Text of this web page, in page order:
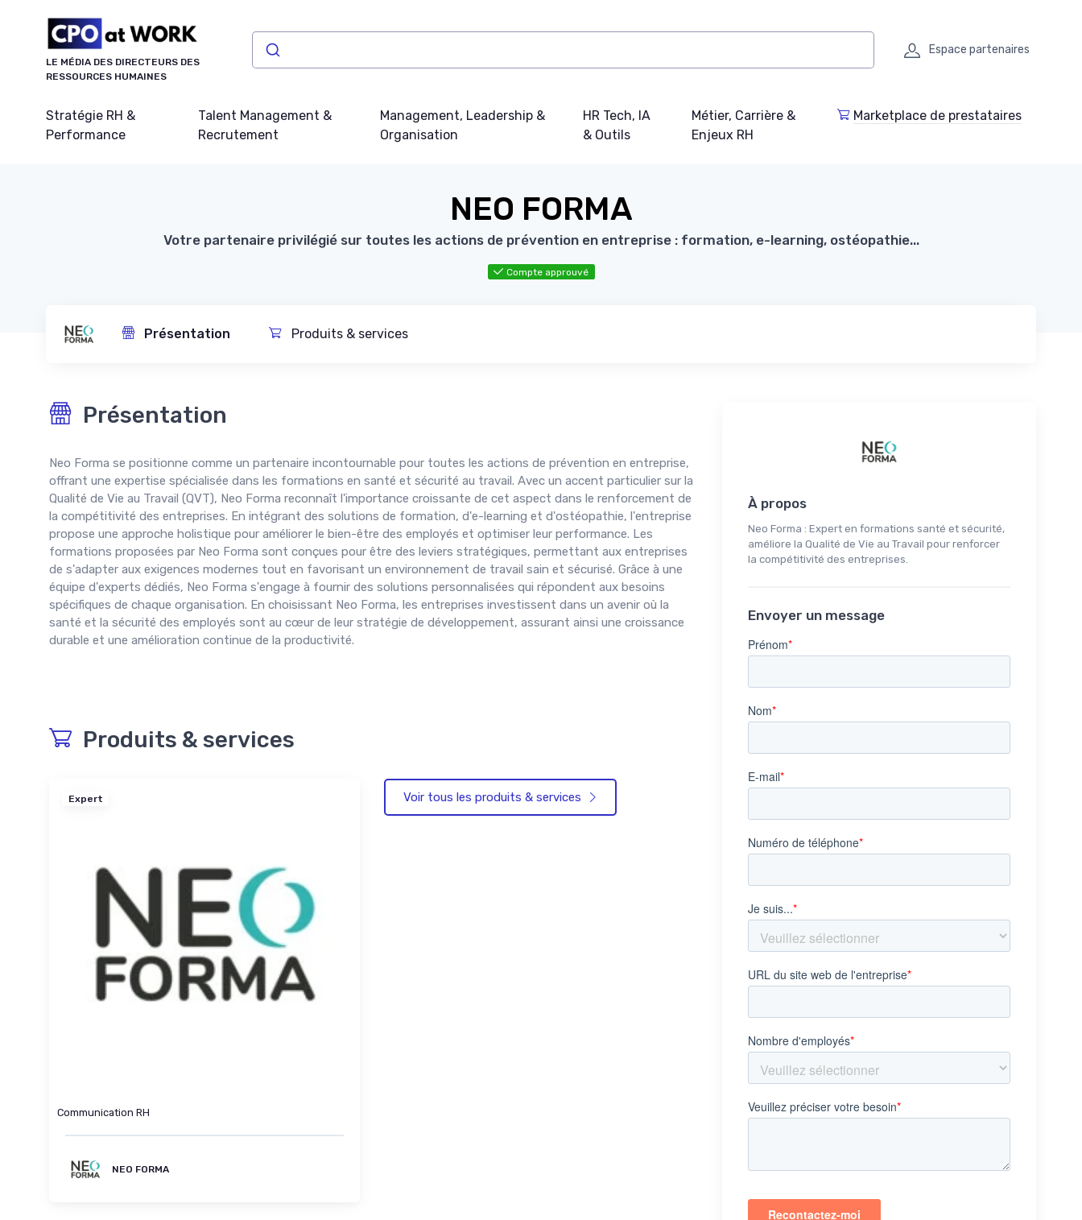
LE MÉDIA DES DIRECTEURS DES
RESSOURCES HUMAINES
Espace partenaires
Stratégie RH &
Performance
Talent Management &
Recrutement
Management, Leadership &
Organisation
HR Tech, IA
& Outils
Métier, Carrière &
Enjeux RH
Marketplace de prestataires
NEO FORMA
Votre partenaire privilégié sur toutes les actions de prévention en entreprise : formation, e-learning, ostéopathie...
Compte approuvé
Présentation Produits & services
Présentation
Neo Forma se positionne comme un partenaire incontournable pour toutes les actions de prévention en entreprise,
offrant une expertise spécialisée dans les formations en santé et sécurité au travail. Avec un accent particulier sur la
Qualité de Vie au Travail (QVT), Neo Forma reconnaît l'importance croissante de cet aspect dans le renforcement de
la compétitivité des entreprises. En intégrant des solutions de formation, d'e-learning et d'ostéopathie, l'entreprise
propose une approche holistique pour améliorer le bien-être des employés et optimiser leur performance. Les
formations proposées par Neo Forma sont conçues pour être des leviers stratégiques, permettant aux entreprises
de s'adapter aux exigences modernes tout en favorisant un environnement de travail sain et sécurisé. Grâce à une
équipe d'experts dédiés, Neo Forma s'engage à fournir des solutions personnalisées qui répondent aux besoins
spécifiques de chaque organisation. En choisissant Neo Forma, les entreprises investissent dans un avenir où la
santé et la sécurité des employés sont au cœur de leur stratégie de développement, assurant ainsi une croissance
durable et une amélioration continue de la productivité.
Produits & services
Expert
Communication RH
NEO FORMA
Voir tous les produits & services
À propos
Neo Forma : Expert en formations santé et sécurité,
améliore la Qualité de Vie au Travail pour renforcer
la compétitivité des entreprises.
Envoyer un message